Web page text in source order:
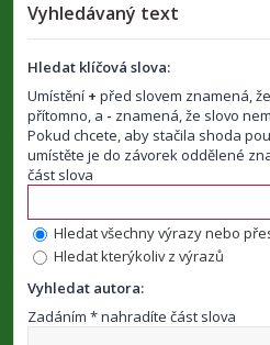
Vyhledávaný text
Hledat klíčová slova:
Umístění + před slovem znamená,
přítomno, a - znamená, že slovo
Pokud chcete, aby stačila shoda
umístěte je do závorek oddělené
část slova
Hledat všechny výrazy nebo
Hledat kterýkoliv z výrazů
Vyhledat autora:
Zadáním * nahradíte část slova